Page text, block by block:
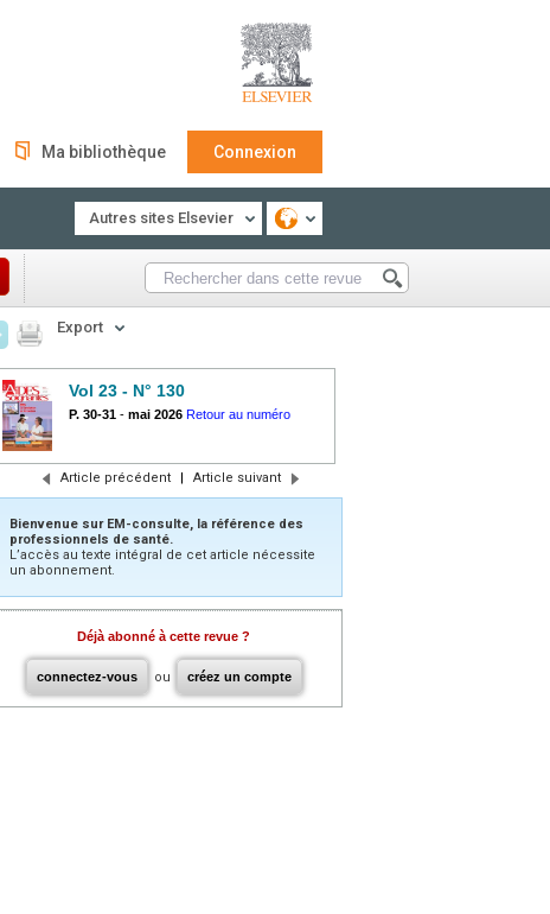
Ma bibliothèque Connexion
Autres sites Elsevier
Export
Vol 23 - N° 130
P. 30-31 - mai 2026 Retour au numéro
Article précédent | Article suivant
Bienvenue sur EM-consulte, la référence des
professionnels de santé.
L’accès au texte intégral de cet article nécessite
un abonnement.
Déjà abonné à cette revue ?
connectez-vous ou créez un compte